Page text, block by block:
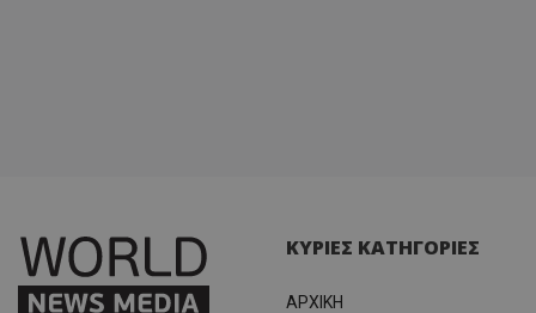
ΚΥΡΙΕΣ ΚΑΤΗΓΟΡΙΕΣ
ΑΡΧΙΚΗ